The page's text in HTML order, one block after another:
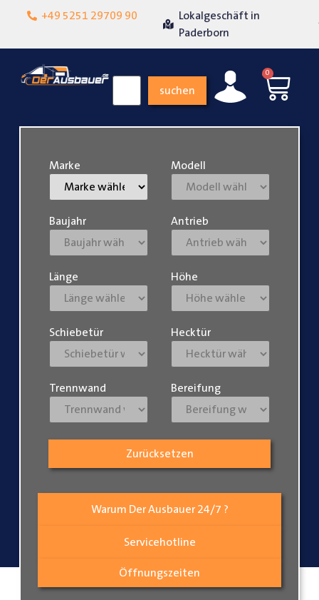
+49 5251 29709 90
Lokalgeschäft in
Über 15 Jahre Erfahrung
suchen
0
Warum Der Ausbauer 24/7 ?
Servicehotline
Öffnungszeiten
Marke Modell
Baujahr Antrieb
Länge Höhe
Schiebetür Hecktür
Trennwand Bereifung
Zurücksetzen